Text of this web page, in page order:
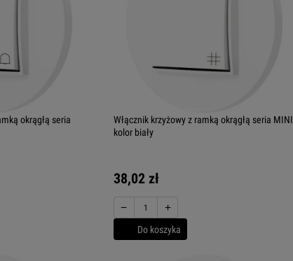
okrągłą seria
Włącznik krzyżowy z ramką okrągłą seria MINI
kolor biały
38,02 zł
− +
Do koszyka